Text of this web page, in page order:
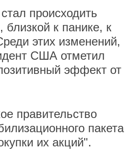
происходить
близкой к панике, к
этих изменений,
США отметил
эффект от
правительство
пакета
их акций".